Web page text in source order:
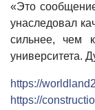
«Это
унаследовал
сильнее, чем
университета.
https://
https://